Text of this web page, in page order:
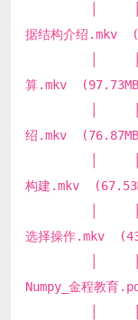
│ │
据结构介绍.mkv
│ │
算.mkv
│ │
绍.mkv
│ │
构建.mkv
│ │
选择操作.mkv
│ │
Numpy_金程教
│ ├─